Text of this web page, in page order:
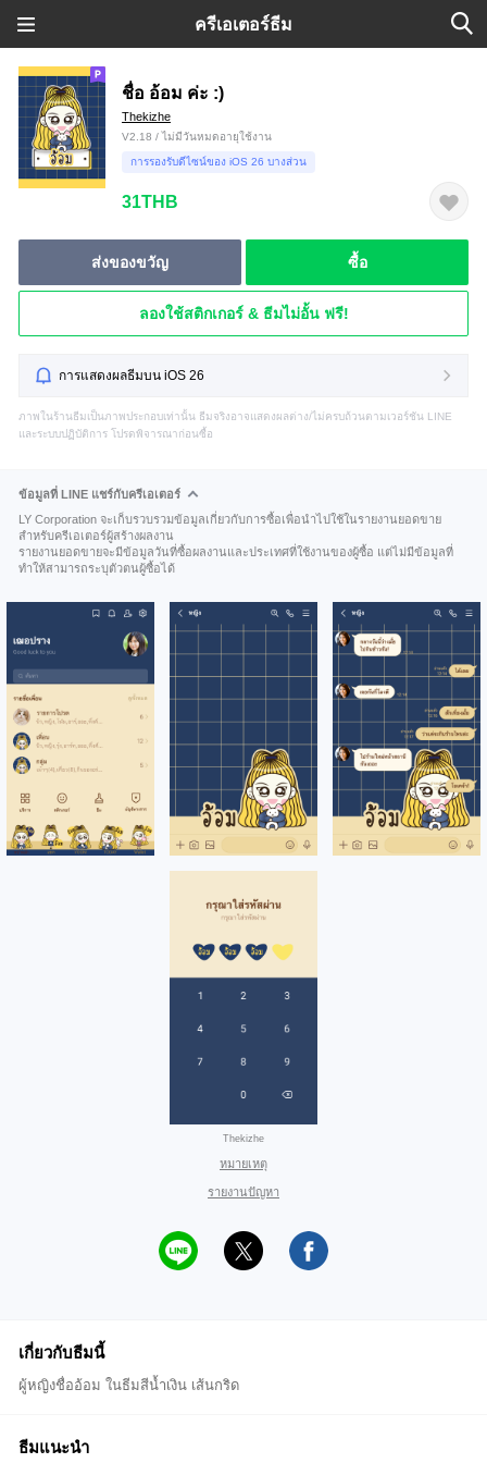
ครีเอเตอร์ธีม
ชื่อ อ้อม ค่ะ :)
Thekizhe
V2.18 / ไม่มีวันหมดอายุใช้งาน
การรองรับดีไซน์ของ iOS 26 บางส่วน
31THB
ส่งของขวัญ ซื้อ
ลองใช้สติกเกอร์ & ธีมไม่อั้น ฟรี!
การแสดงผลธีมบน iOS 26
ภาพในร้านธีมเป็นภาพประกอบเท่านั้น ธีมจริงอาจแสดงผลต่าง/ไม่ครบถ้วนตามเวอร์ชัน LINE
และระบบปฏิบัติการ โปรดพิจารณาก่อนซื้อ
ข้อมูลที่ LINE แชร์กับครีเอเตอร์
LY Corporation จะเก็บรวบรวมข้อมูลเกี่ยวกับการซื้อเพื่อนำไปใช้ในรายงานยอดขาย
สำหรับครีเอเตอร์ผู้สร้างผลงาน
รายงานยอดขายจะมีข้อมูลวันที่ซื้อผลงานและประเทศที่ใช้งานของผู้ซื้อ แต่ไม่มีข้อมูลที่
ทำให้สามารถระบุตัวตนผู้ซื้อได้
Thekizhe
หมายเหตุ
รายงานปัญหา
เกี่ยวกับธีมนี้
ผู้หญิงชื่ออ้อม ในธีมสีน้ำเงิน เส้นกริด
ธีมแนะนำ